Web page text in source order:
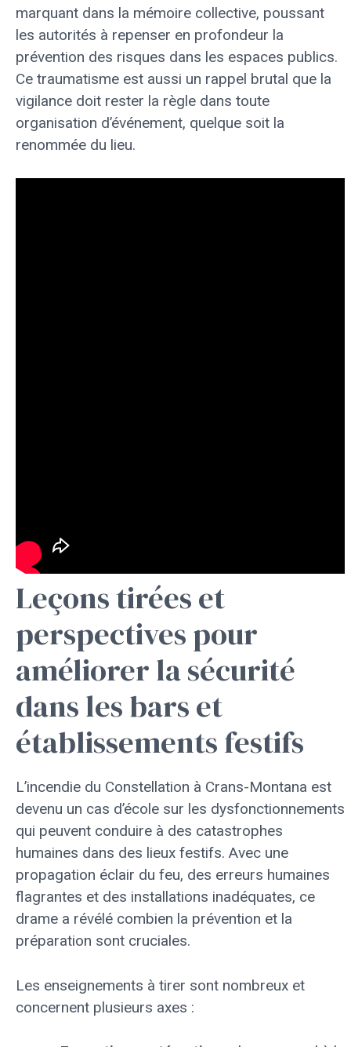
marquant dans la mémoire collective, poussant
les autorités à repenser en profondeur la
prévention des risques dans les espaces publics.
Ce traumatisme est aussi un rappel brutal que la
vigilance doit rester la règle dans toute
organisation d’événement, quelque soit la
renommée du lieu.
Leçons tirées et
perspectives pour
améliorer la sécurité
dans les bars et
établissements festifs
L’incendie du Constellation à Crans-Montana est
devenu un cas d’école sur les dysfonctionnements
qui peuvent conduire à des catastrophes
humaines dans des lieux festifs. Avec une
propagation éclair du feu, des erreurs humaines
flagrantes et des installations inadéquates, ce
drame a révélé combien la prévention et la
préparation sont cruciales.
Les enseignements à tirer sont nombreux et
concernent plusieurs axes :